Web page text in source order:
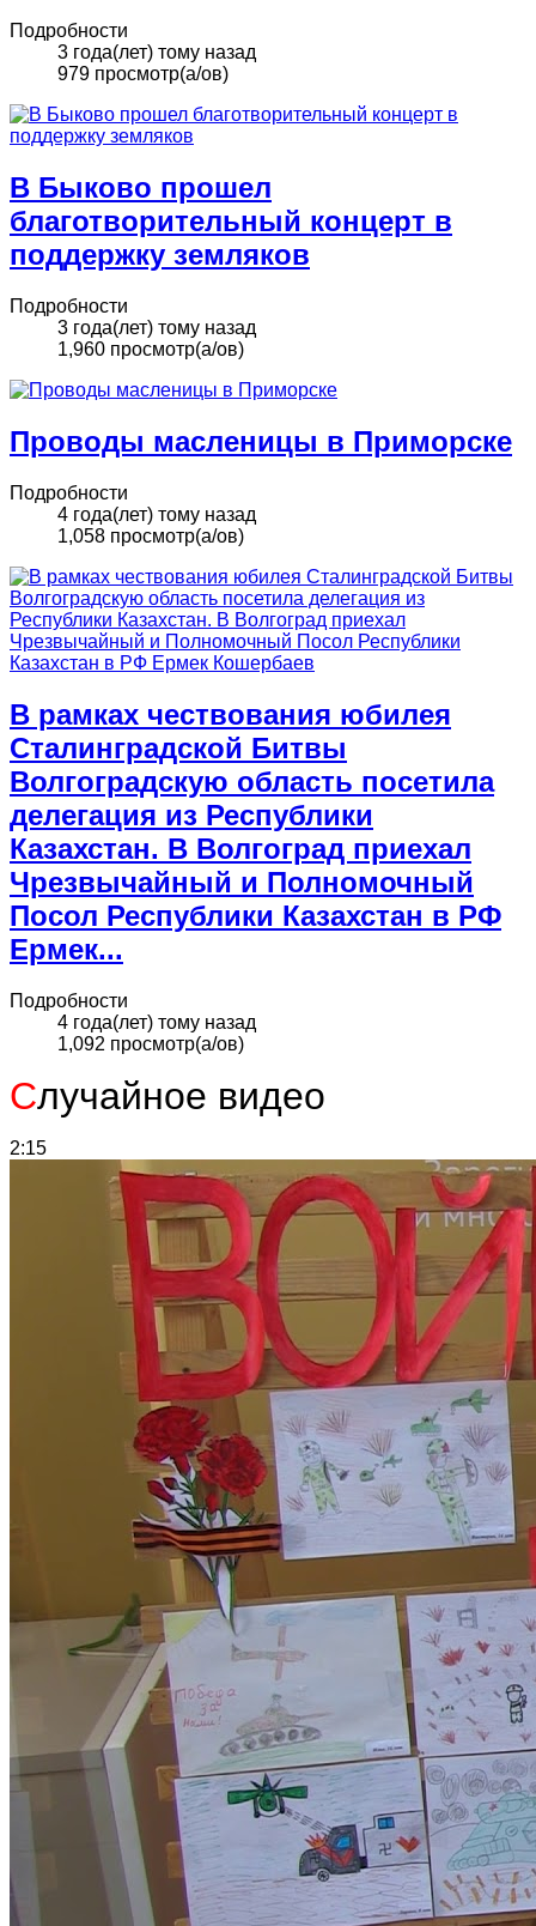
Подробности
3 года(лет) тому назад
979 просмотр(а/ов)
В Быково прошел
благотворительный концерт в
поддержку земляков
Подробности
3 года(лет) тому назад
1,960 просмотр(а/ов)
Проводы масленицы в Приморске
Подробности
4 года(лет) тому назад
1,058 просмотр(а/ов)
В рамках чествования юбилея
Сталинградской Битвы
Волгоградскую область посетила
делегация из Республики
Казахстан. В Волгоград приехал
Чрезвычайный и Полномочный
Посол Республики Казахстан в РФ
Ермек...
Подробности
4 года(лет) тому назад
1,092 просмотр(а/ов)
Случайное видео
2:15